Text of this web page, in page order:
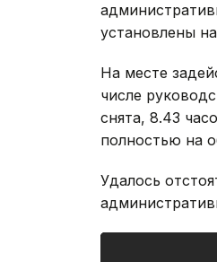
установлены
На месте
числе
снята, 8.43
полностью на
Удалось